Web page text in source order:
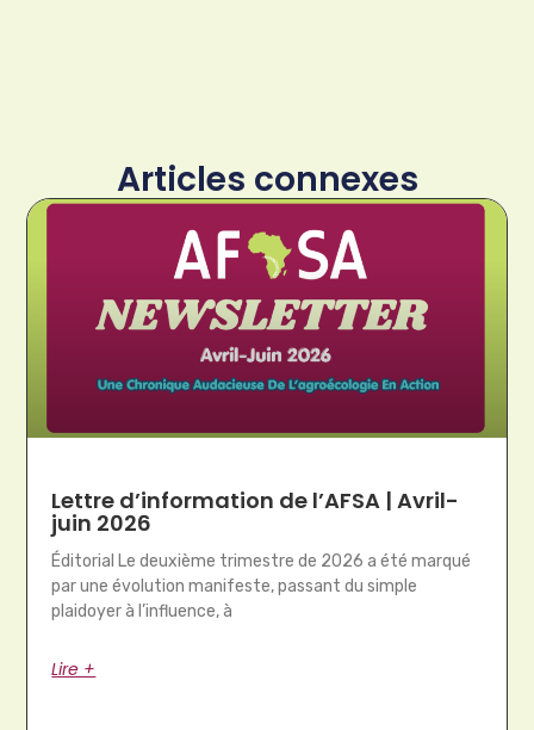
Articles connexes
Lettre d’information de l’AFSA | Avril-
juin 2026
Éditorial Le deuxième trimestre de 2026 a été marqué
par une évolution manifeste, passant du simple
plaidoyer à l’influence, à
Lire +